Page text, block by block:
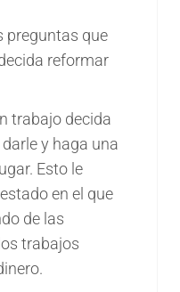
preguntas que
reformar
trabajo decida
y haga una
Esto le
en el que
de las
trabajos